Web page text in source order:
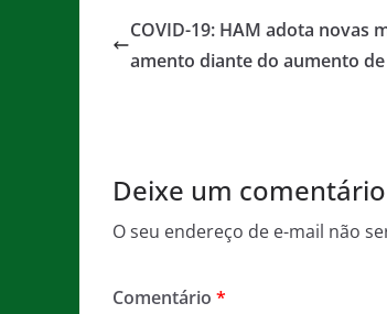
e
b
er l s
A
a
g
COVID-19: HAM adota novas
amento diante do aumento de
Deixe um comentário
O seu endereço de e-mail não
Comentário *